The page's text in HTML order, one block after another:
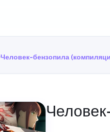
Человек-бензопила